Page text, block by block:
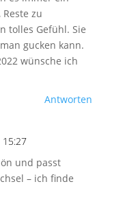
zu
tolles Gefühl. Sie
gucken kann.
wünsche ich
Antworten
15:27
und passt
– ich finde